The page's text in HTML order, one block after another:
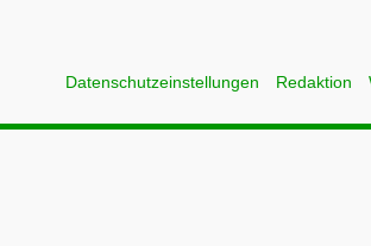
Datenschutzeinstellungen Redaktion